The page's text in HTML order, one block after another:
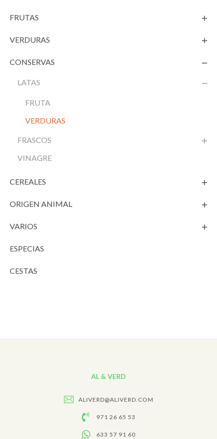
FRUTAS
VERDURAS
CONSERVAS
LATAS
FRUTA
VERDURAS
FRASCOS
VINAGRE
CEREALES
ORIGEN ANIMAL
VARIOS
ESPECIAS
CESTAS
AL & VERD
ALIVERD@ALIVERD.COM
971 26 65 53
633 57 91 60